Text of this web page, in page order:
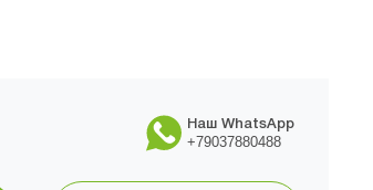
Наш WhatsApp
+79037880488